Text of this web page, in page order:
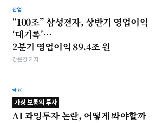
산업
“100조” 삼성전자, 상반기 영업이익
‘대기록’…
2분기 영업이익 89.4조 원
강은경 기자
금융
가장 보통의 투자
AI 과잉투자 논란, 어떻게 봐야할까